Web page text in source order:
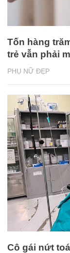
PHỤ NỮ ĐẸP
Tốn hàng
trẻ vẫn phải
Cô gái nứt